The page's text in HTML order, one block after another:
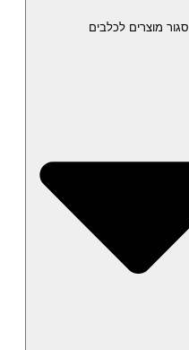
סגור מוצרים לכלבים